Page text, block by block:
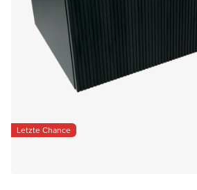
Letzte Chance